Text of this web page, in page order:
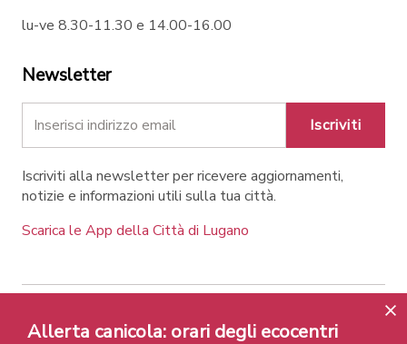
lu-ve 8.30-11.30 e 14.00-16.00
Newsletter
Iscriviti
Iscriviti alla newsletter per ricevere aggiornamenti,
notizie e informazioni utili sulla tua città.
Scarica le App della Città di Lugano
Contatti Link Note legali Privacy Policy
Allerta canicola: orari degli ecocentri